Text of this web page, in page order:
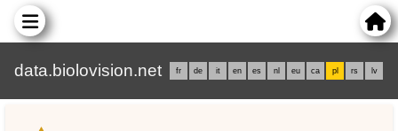
data.biolovision.net fr de it en es nl eu ca pl rs lv